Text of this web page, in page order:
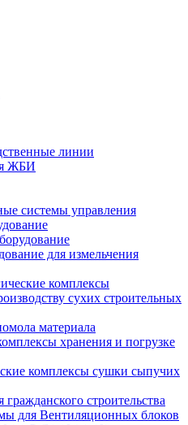
линии
ЖБИ
системы управления
для измельчения
комплексы
сухих строительных
материала
хранения и погрузке
комплексы сушки сыпучих
строительства
для Вентиляционных блоков